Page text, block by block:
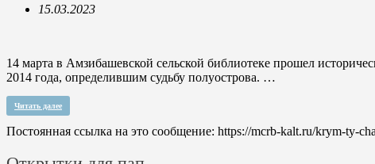
15.03.2023
14 марта в Амзибашевской сельской библиотеке прошел
2014 года, определившим судьбу полуострова. …
Читать далее
Постоянная ссылка на это сообщение: https://mcrb-kalt.ru/krym-ty-